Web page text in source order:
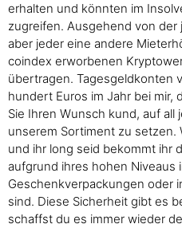
erhalten und könnten im
zugreifen. Ausgehend von
aber jeder eine andere
coindex erworbenen
übertragen. Tagesgeldkonten
hundert Euros im Jahr bei mir,
Sie Ihren Wunsch kund, auf
unserem Sortiment zu setzen.
und ihr long seid bekommt ihr
aufgrund ihres hohen Niveaus
Geschenkverpackungen oder
sind. Diese Sicherheit gibt es
schaffst du es immer wieder